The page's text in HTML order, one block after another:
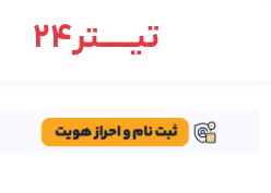
تیـــــتر24